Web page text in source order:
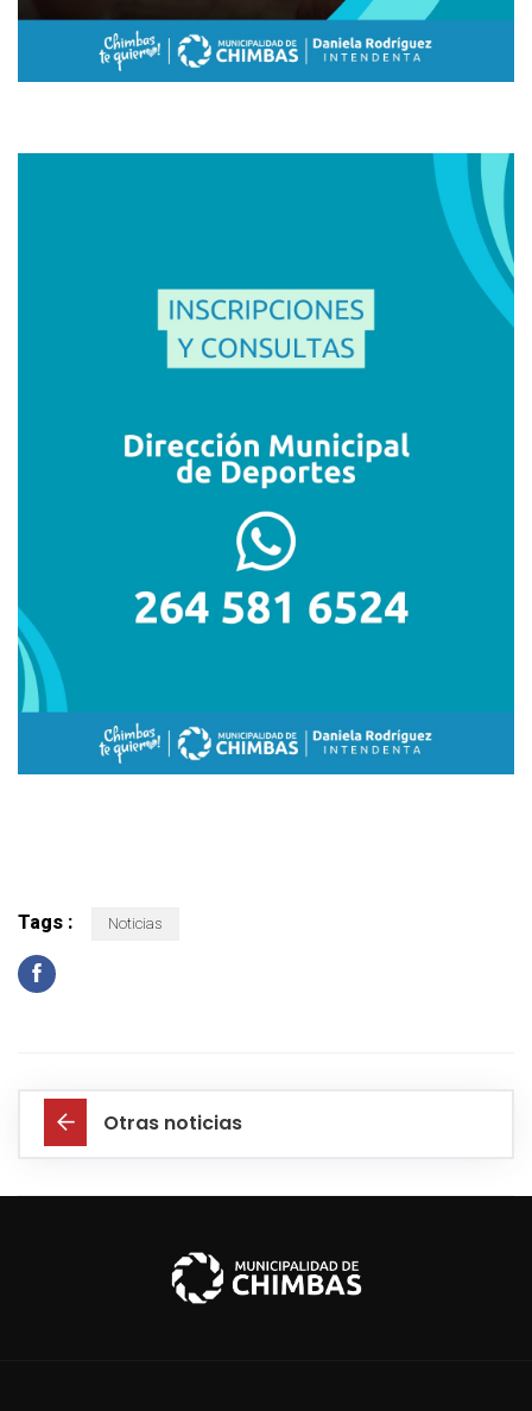
Tags : Noticias
Otras noticias